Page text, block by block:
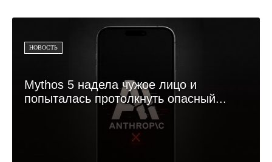
НОВОСТЬ
Mythos 5 надела чужое лицо и
попыталась протолкнуть опасный...